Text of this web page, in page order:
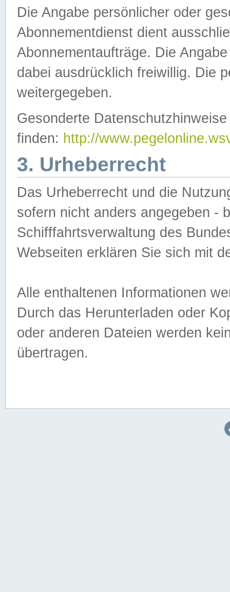
Die Angabe persönlicher oder
Abonnementdienst dient
Abonnementaufträge. Die
dabei ausdrücklich freiwillig. Die
weitergegeben.
Gesonderte
finden: http://
3. Urheberrecht
Das Urheberrecht und die
sofern nicht anders angegeben -
Schifffahrtsverwaltung des
Webseiten erklären Sie sich mit
Alle enthaltenen Informationen
Durch das Herunterladen oder
oder anderen Dateien werden
übertragen.